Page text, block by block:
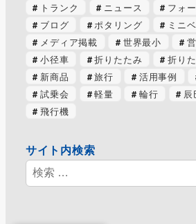
トランク
ニュース
フォ
ブログ
ポタリング
ミニ
メディア掲載
世界最小
小径車
折りたたみ
折り
新商品
旅行 活用事例
試乗会
軽量 輪行
飛行機
サイト内検索
検
索